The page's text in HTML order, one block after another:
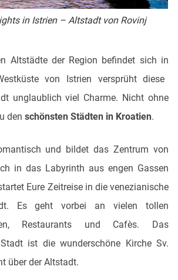
in Istrien – Altstadt von Rovinj
Altstädte der Region befindet sich in
von Istrien versprüht diese
unglaublich viel Charme. Nicht ohne
den schönsten Städten in Kroatien.
und bildet das Zentrum von
in das Labyrinth aus engen Gassen
Eure Zeitreise in die venezianische
Es geht vorbei an vielen tollen
Restaurants und Cafès. Das
ist die wunderschöne Kirche Sv.
über der Altstadt.